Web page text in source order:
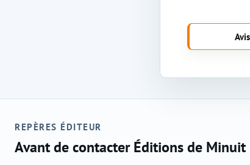
REPÈRES ÉDITEUR
Avant de contacter Éditions de Minuit